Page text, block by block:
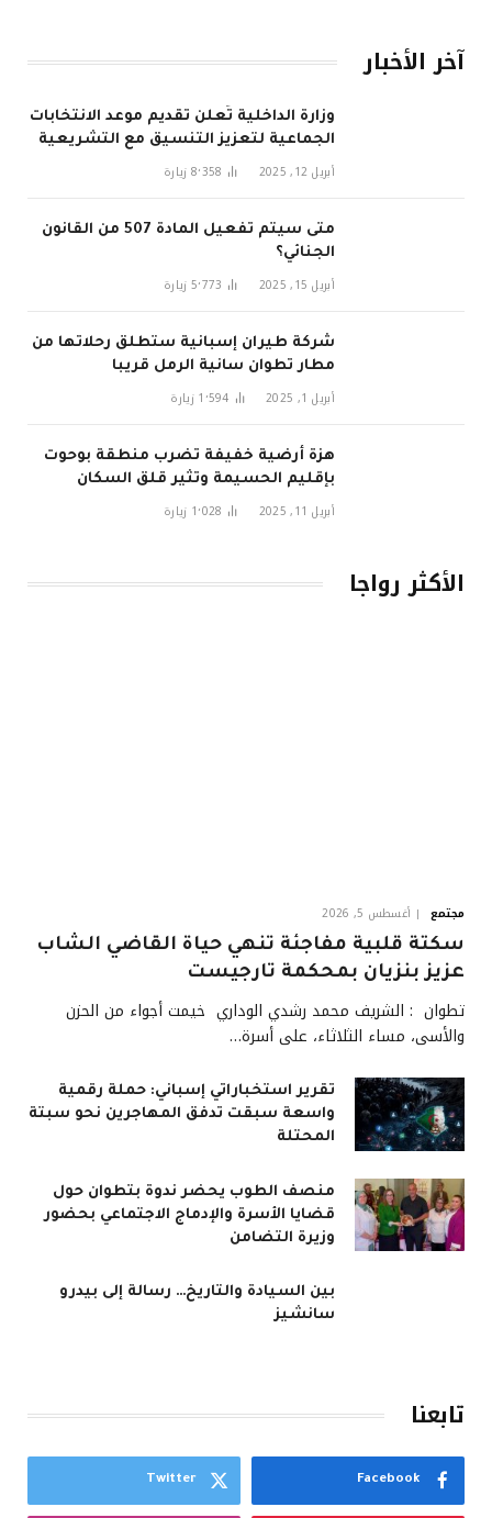
آخر الأخبار
وزارة الداخلية تُعلن تقديم موعد الانتخابات
الجماعية لتعزيز التنسيق مع التشريعية
في 2026
أبريل 12, 2025 8٬358 زيارة
متى سيتم تفعيل المادة 507 من القانون
الجنائي؟
أبريل 15, 2025 5٬773 زيارة
شركة طيران إسبانية ستطلق رحلاتها من
مطار تطوان سانية الرمل قريبا
أبريل 1, 2025 1٬594 زيارة
هزة أرضية خفيفة تضرب منطقة بوحوت
بإقليم الحسيمة وتثير قلق السكان
أبريل 11, 2025 1٬028 زيارة
الأكثر رواجا
مجتمع
أغسطس 5, 2026
سكتة قلبية مفاجئة تنهي حياة القاضي الشاب
عزيز بنزيان بمحكمة تارجيست
تطوان : الشريف محمد رشدي الوداري خيمت أجواء من الحزن
والأسى، مساء الثلاثاء، على أسرة…
تقرير استخباراتي إسباني: حملة رقمية
واسعة سبقت تدفق المهاجرين نحو سبتة
المحتلة
منصف الطوب يحضر ندوة بتطوان حول
قضايا الأسرة والإدماج الاجتماعي بحضور
وزيرة التضامن
بين السيادة والتاريخ… رسالة إلى بيدرو
سانشيز
تابعنا
Facebook
Twitter